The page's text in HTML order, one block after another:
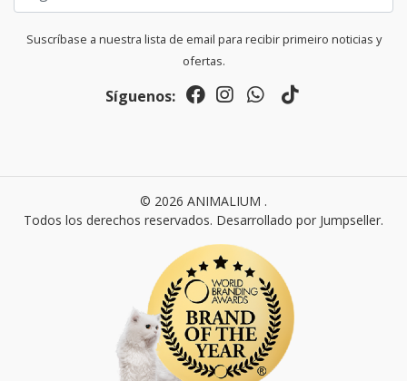
Suscríbase a nuestra lista de email para recibir primeiro noticias y
ofertas.
Síguenos:
© 2026 ANIMALIUM .
Todos los derechos reservados. Desarrollado por Jumpseller.